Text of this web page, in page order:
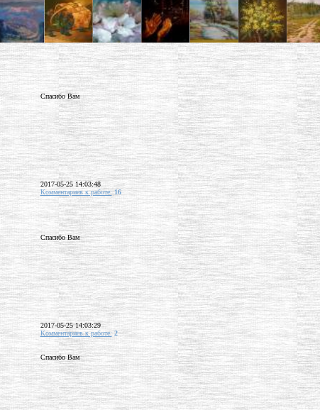
Спасибо Вам
2017-05-25 14:03:48
Комментариев к работе: 16
Спасибо Вам
2017-05-25 14:03:29
Комментариев к работе: 2
Спасибо Вам